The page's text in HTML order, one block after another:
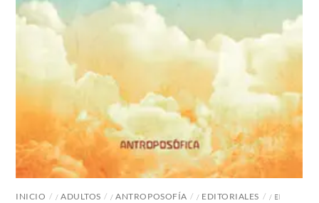
INICIO /ADULTOS /ANTROPOSOFÍA / EDITORIALES
/ El